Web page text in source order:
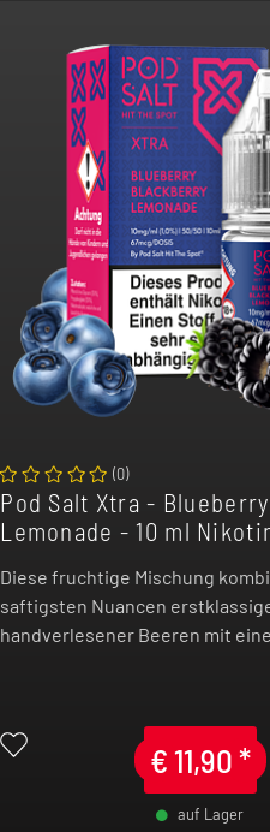
€11,90*
auf Lager
(0)
Pod Salt Xtra -
Lemonade - 10 ml
Diese fruchtige Mischung
saftigsten Nuancen
handverlesener Beeren mit